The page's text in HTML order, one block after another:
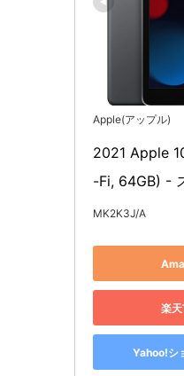
Apple(アップル)
2021 Apple
-Fi, 64GB) -
MK2K3J/A
楽
Yahoo!シ